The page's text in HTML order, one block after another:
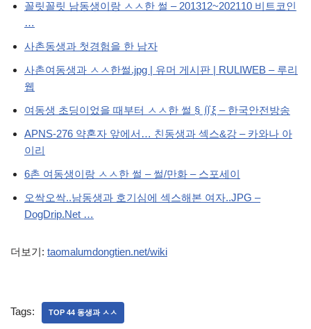
꼴릿꼴릿 남동생이랑 ㅅㅅ한 썰 – 201312~202110 비트코인
…
사촌동생과 첫경험을 한 남자
사촌여동생과 ㅅㅅ한썰.jpg | 유머 게시판 | RULIWEB – 루리
웹
여동생 초딩이었을 때부터 ㅅㅅ한 썰 § ∬ξ – 한국안전방송
APNS-276 약혼자 앞에서… 친동생과 섹스&강 – 카와나 아
이리
6촌 여동생이랑 ㅅㅅ한 썰 – 썰/만화 – 스포세이
오싹오싹..남동생과 호기심에 섹스해본 여자..JPG –
DogDrip.Net …
더보기: taomalumdongtien.net/wiki
Tags: TOP 44 동생과 ㅅㅅ